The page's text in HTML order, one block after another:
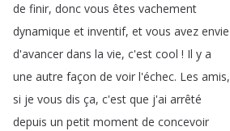
de finir, donc vous êtes vachement
dynamique et inventif, et vous avez envie
d'avancer dans la vie, c'est cool ! Il y a
une autre façon de voir l'échec. Les amis,
si je vous dis ça, c'est que j'ai arrêté
depuis un petit moment de concevoir